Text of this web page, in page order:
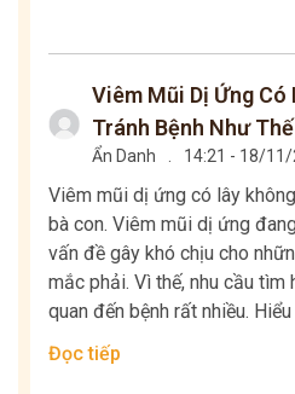
Viêm Mũi Dị Ứng Có
Tránh Bệnh Như
Ẩn Danh 14:21 - 18/
Viêm mũi dị ứng có lây
bà con. Viêm mũi dị ứng
vấn đề gây khó chịu cho
mắc phải. Vì thế, nhu cầu tìm
quan đến bệnh rất nhiều.
Đọc tiếp